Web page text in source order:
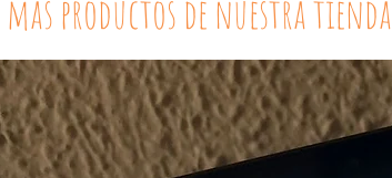
mas productos de nuestra tienda